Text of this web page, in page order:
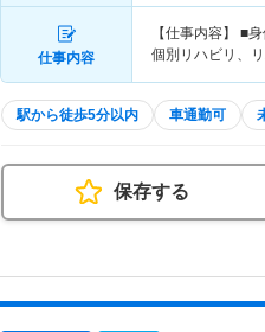
仕事内容
【仕事内容】 ■
個別リハビリ、
駅から徒歩5分以内 車通勤可
保存する